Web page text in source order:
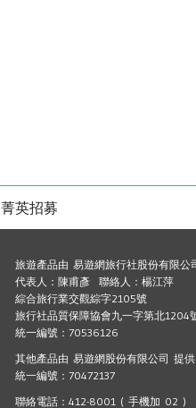
菁英招募
旅遊產品由 易遊網旅行社股份有限公
代表人：陳甫彥 聯絡人：楊江萍
綜合旅行業交觀綜字2105號
旅行社品質保障協會九一字第北1204
統一編號：70536126
其他產品由 易遊網股份有限公司 提供
統一編號：70472137
聯絡電話：412-8001 ( 手機加 02 )